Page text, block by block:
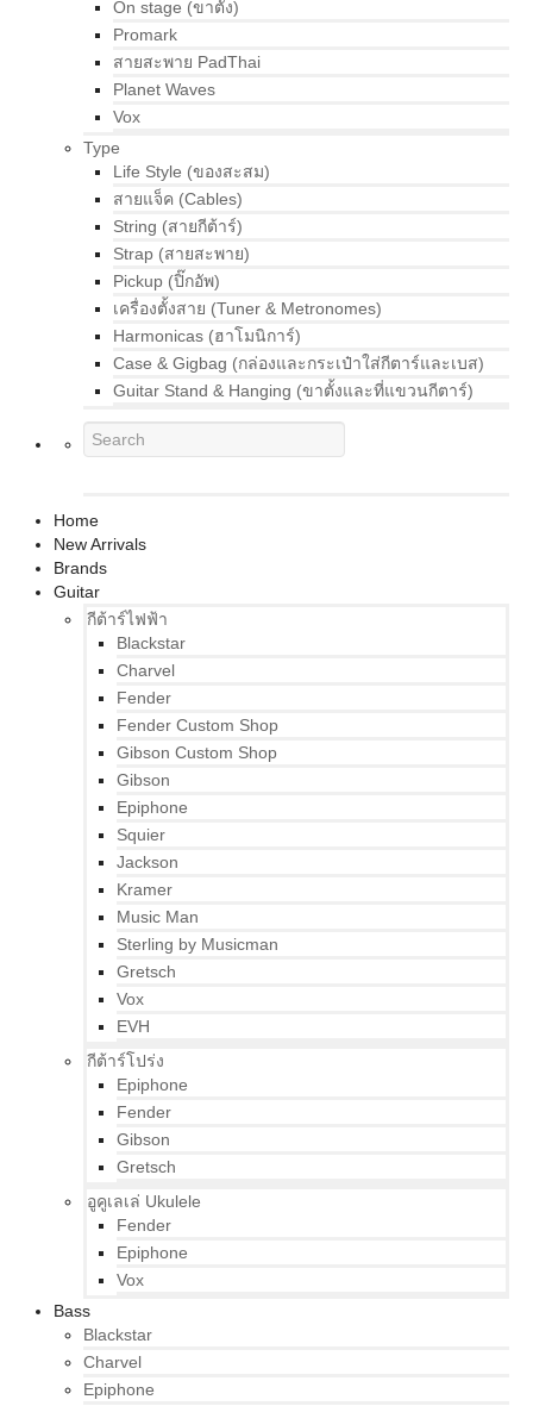
On stage (ขาตั้ง)
Promark
สายสะพาย PadThai
Planet Waves
Vox
Type
Life Style (ของสะสม)
สายแจ็ค (Cables)
String (สายกีต้าร์)
Strap (สายสะพาย)
Pickup (ปิ๊กอัพ)
เครื่องตั้งสาย (Tuner & Metronomes)
Harmonicas (ฮาโมนิการ์)
Case & Gigbag (กล่องและกระเป๋าใส่กีตาร์และเบส)
Guitar Stand & Hanging (ขาตั้งและที่แขวนกีตาร์)
Home
New Arrivals
Brands
Guitar
กีต้าร์ไฟฟ้า
Blackstar
Charvel
Fender
Fender Custom Shop
Gibson Custom Shop
Gibson
Epiphone
Squier
Jackson
Kramer
Music Man
Sterling by Musicman
Gretsch
Vox
EVH
กีต้าร์โปร่ง
Epiphone
Fender
Gibson
Gretsch
อูคูเลเล่ Ukulele
Fender
Epiphone
Vox
Bass
Blackstar
Charvel
Epiphone